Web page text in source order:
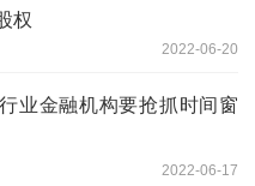
权
2022-06-20
业金融机构要抢抓时间窗
2022-06-17